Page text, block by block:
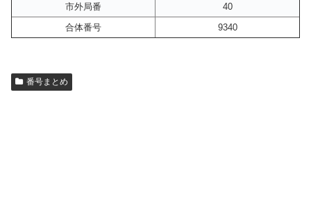
市外局番
40
合体番号
9340
番号まとめ